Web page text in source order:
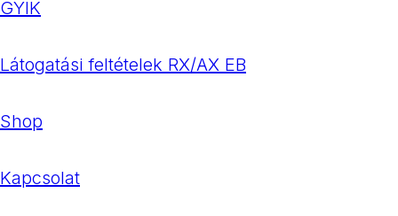
GYIK
Látogatási feltételek RX/AX EB
Shop
Kapcsolat